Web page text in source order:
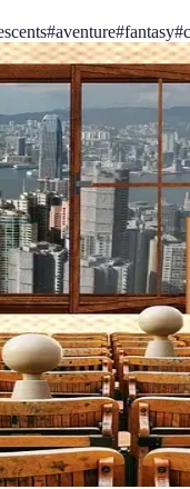
#aventure#fantasy#